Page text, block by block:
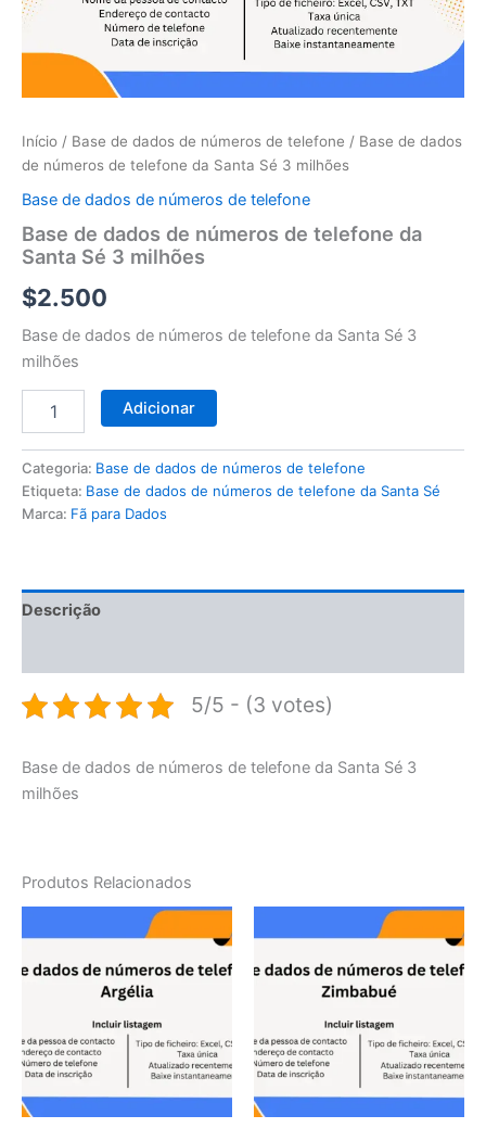
Início / Base de dados de números de telefone / Base de dados
de números de telefone da Santa Sé 3 milhões
Base de dados de números de telefone
Base de dados de números de telefone da
Santa Sé 3 milhões
$2.500
Base de dados de números de telefone da Santa Sé 3
milhões
telefone
Santa
3
Adicionar
Categoria: Base de dados de números de telefone
Etiqueta: Base de dados de números de telefone da Santa Sé
Marca: Fã para Dados
Descrição
5/5 - (3 votes)
Base de dados de números de telefone da Santa Sé 3
milhões
Produtos Relacionados